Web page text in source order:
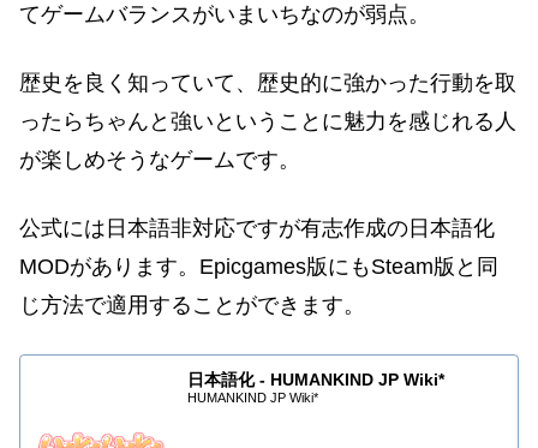
てゲームバランスがいまいちなのが弱点。
歴史を良く知っていて、歴史的に強かった行動を取
ったらちゃんと強いということに魅力を感じれる人
が楽しめそうなゲームです。
公式には日本語非対応ですが有志作成の日本語化
MODがあります。Epicgames版にもSteam版と同
じ方法で適用することができます。
日本語化 - HUMANKIND JP Wiki*
HUMANKIND JP Wiki*